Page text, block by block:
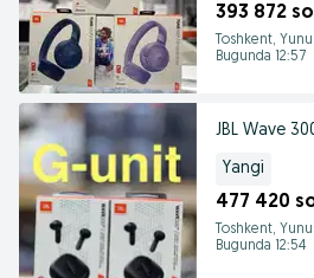
393 872
Toshkent,
Bugunda 12:57
JBL Wave
Yangi
477 420
Toshkent,
Bugunda 12:54